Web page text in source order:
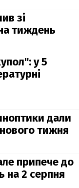
зі
тиждень
у 5
дали
тижня
припече до
на 2 серпня